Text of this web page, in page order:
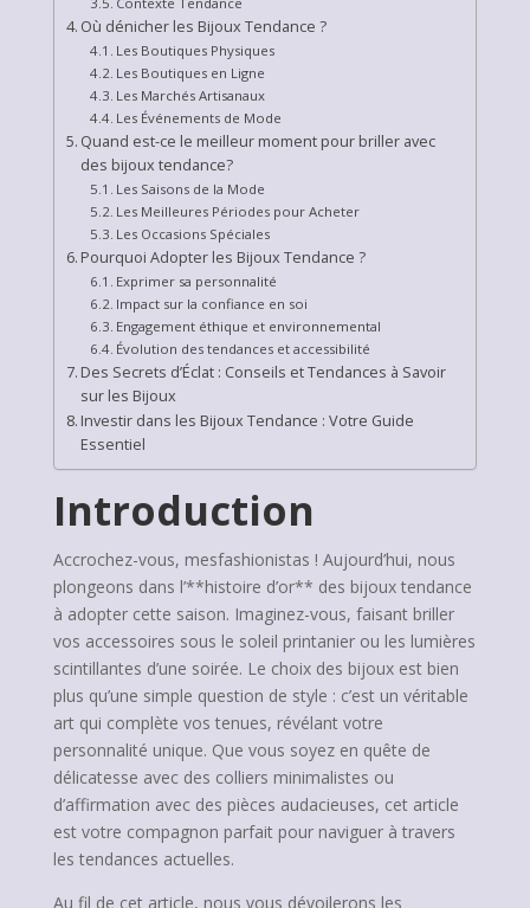
Où dénicher les Bijoux Tendance ?
Les Boutiques Physiques
Les Boutiques en Ligne
Les Marchés Artisanaux
Les Événements de Mode
Quand est-ce le meilleur moment pour briller avec
des bijoux tendance?
Les Saisons de la Mode
Les Meilleures Périodes pour Acheter
Les Occasions Spéciales
Pourquoi Adopter les Bijoux Tendance ?
Exprimer sa personnalité
Impact sur la confiance en soi
Engagement éthique et environnemental
Évolution des tendances et accessibilité
Des Secrets d’Éclat : Conseils et Tendances à Savoir
sur les Bijoux
Investir dans les Bijoux Tendance : Votre Guide
Essentiel
Introduction
Accrochez-vous, mesfashionistas ! Aujourd’hui, nous
plongeons dans l’**histoire d’or** des bijoux tendance
à adopter cette saison. Imaginez-vous, faisant briller
vos accessoires sous le soleil printanier ou les lumières
scintillantes d’une soirée. Le choix des bijoux est bien
plus qu’une simple question de style : c’est un véritable
art qui complète vos tenues, révélant votre
personnalité unique. Que vous soyez en quête de
délicatesse avec des colliers minimalistes ou
d’affirmation avec des pièces audacieuses, cet article
est votre compagnon parfait pour naviguer à travers
les tendances actuelles.
Au fil de cet article, nous vous dévoilerons les